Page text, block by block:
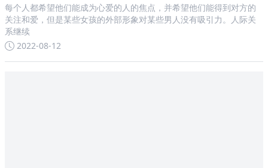
每个人都希望他们能成为心爱的人的焦点，并希望他们能得到对方的
关注和爱，但是某些女孩的外部形象对某些男人没有吸引力。人际关
系继续
2022-08-12